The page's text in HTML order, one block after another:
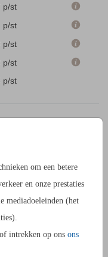
om een betere
en onze prestaties
mediadoeleinden (het
intrekken op ons ons
p/st
p/st
p/st
p/st
p/st
Date kerstkaart met
zelf jullie foto.